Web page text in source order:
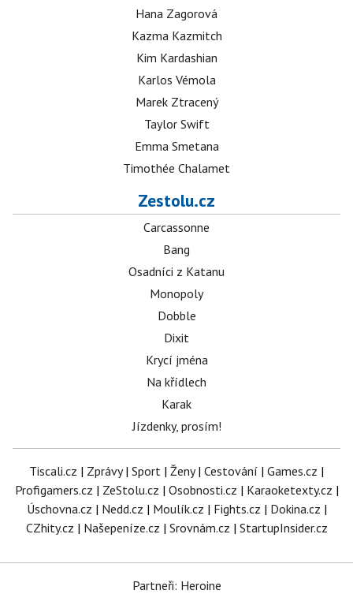
Hana Zagorová
Kazma Kazmitch
Kim Kardashian
Karlos Vémola
Marek Ztracený
Taylor Swift
Emma Smetana
Timothée Chalamet
Zestolu.cz
Carcassonne
Bang
Osadníci z Katanu
Monopoly
Dobble
Dixit
Krycí jména
Na křídlech
Karak
Jízdenky, prosím!
Tiscali.cz | Zprávy| Sport | Ženy| Cestování | Games.cz |
Profigamers.cz | ZeStolu.cz | Osobnosti.cz | Karaoketexty.cz |
Úschovna.cz | Nedd.cz | Moulík.cz | Fights.cz | Dokina.cz |
CZhity.cz | Našepeníze.cz | Srovnám.cz | StartupInsider.cz
Partneři: Heroine